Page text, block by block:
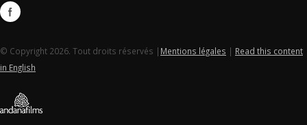
© Copyright 2026. Tout droits réservés | Mentions légales | Read this content
in English